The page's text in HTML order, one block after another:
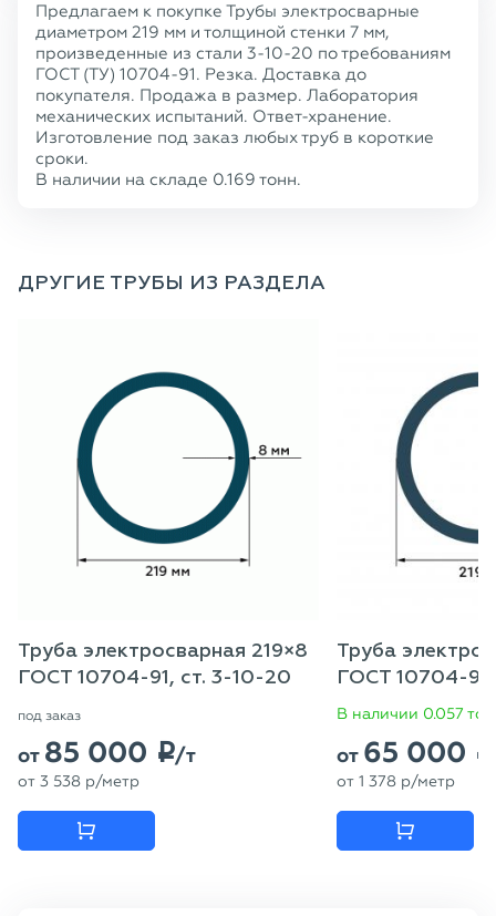
Предлагаем к покупке Трубы электросварные
диаметром 219 мм и толщиной стенки 7 мм,
произведенные из стали 3-10-20 по требованиям
ГОСТ (ТУ) 10704-91. Резка. Доставка до
покупателя. Продажа в размер. Лаборатория
механических испытаний. Ответ-хранение.
Изготовление под заказ любых труб в короткие
сроки.
В наличии на складе 0.169 тонн.
ДРУГИЕ ТРУБЫ ИЗ РАЗДЕЛА
Труба электросварная 219×8
ГОСТ 10704-91, ст. 3-10-20
под заказ
от 85 000 p/т
от 3 538 p/метр
Труба
ГОСТ 10704-91,
В наличии 0.057
от 65 000 p
от 1 378 p/метр